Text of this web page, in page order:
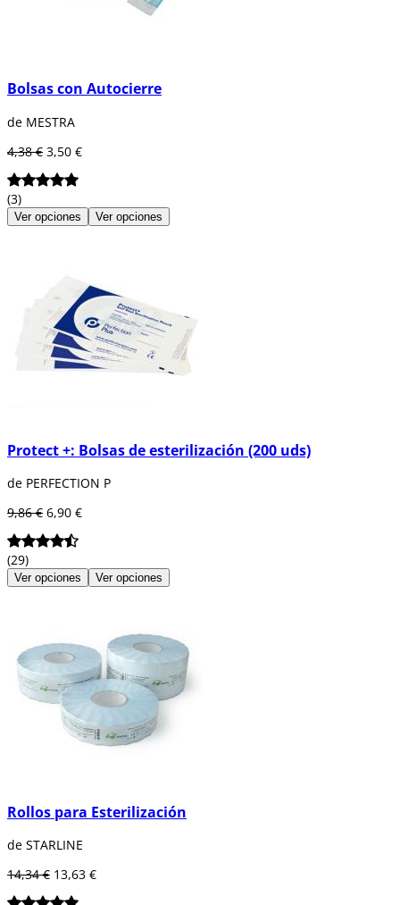
Bolsas con Autocierre
de MESTRA
4,38 € 3,50 €
(3)
Ver opciones Ver opciones
Protect +: Bolsas de esterilización (200 uds)
de PERFECTION P
9,86 € 6,90 €
(29)
Ver opciones Ver opciones
Rollos para Esterilización
de STARLINE
14,34 € 13,63 €